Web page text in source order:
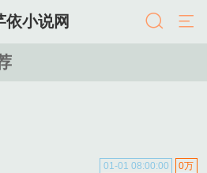
依小说网
0万
01-01 08:00:00